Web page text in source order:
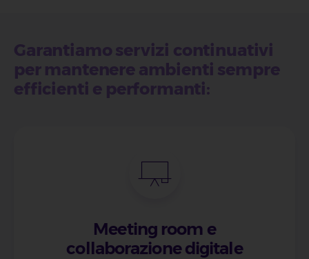
Garantiamo servizi continuativi
per mantenere ambienti sempre
efficienti e performanti:
Meeting room e
collaborazione digitale